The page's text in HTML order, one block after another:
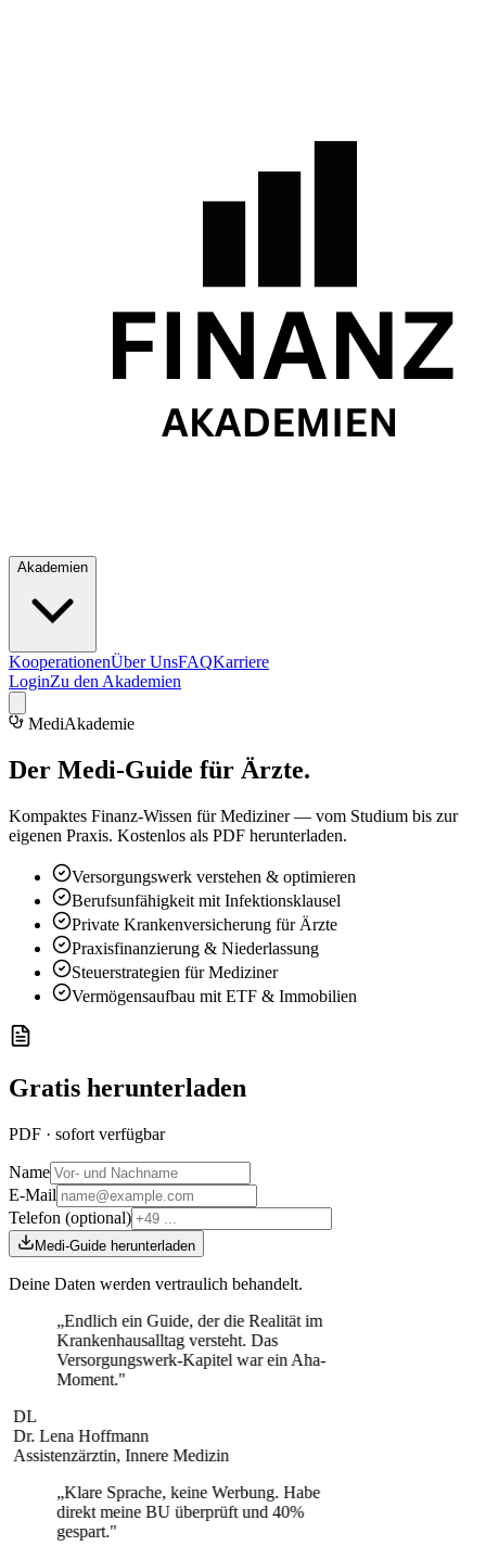
Akademien
KooperationenÜber UnsFAQKarriere
LoginZu den Akademien
MediAkademie
Der Medi-Guide für Ärzte.
Kompaktes Finanz-Wissen für Mediziner — vom Studium bis zur
eigenen Praxis. Kostenlos als PDF herunterladen.
Versorgungswerk verstehen & optimieren
Berufsunfähigkeit mit Infektionsklausel
Private Krankenversicherung für Ärzte
Praxisfinanzierung & Niederlassung
Steuerstrategien für Mediziner
Vermögensaufbau mit ETF & Immobilien
Gratis herunterladen
PDF · sofort verfügbar
Name
E-Mail
Telefon (optional)
Medi-Guide herunterladen
Deine Daten werden vertraulich behandelt.
„Endlich ein Guide, der die Realität im
Krankenhausalltag versteht. Das
Versorgungswerk-Kapitel war ein Aha-
Moment."
DL
Dr. Lena Hoffmann
Assistenzärztin, Innere Medizin
„Klare Sprache, keine Werbung. Habe
direkt meine BU überprüft und 40%
gespart."